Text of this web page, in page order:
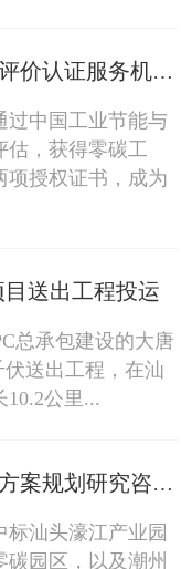
广东院获零碳工厂、零碳园区评价认证服务机构双资质
过中国工业节能与
估，获得零碳工
项授权证书，成为
送出工程投运
总承包建设的大唐
送出工程，在汕
公里...
广东院中标三个零碳园区建设方案规划研究咨询项目
汕头濠江产业园
园区，以及潮州